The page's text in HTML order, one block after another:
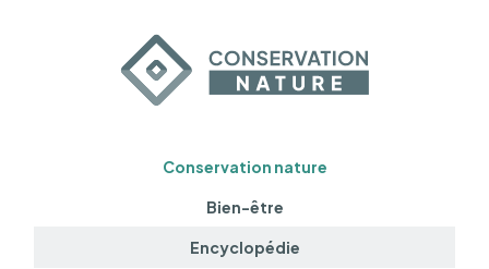
Conservation nature
Bien-être
Encyclopédie